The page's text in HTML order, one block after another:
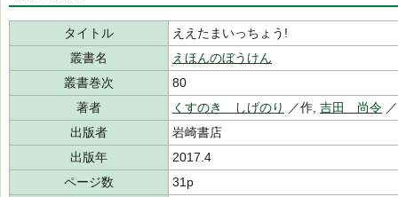
タイトル
ええたまいっちょう!
叢書名
えほんのぼうけん
叢書巻次
80
著者
くすのき しげのり ／作, 吉田 尚令
出版者
岩崎書店
出版年
2017.4
ページ数
31p